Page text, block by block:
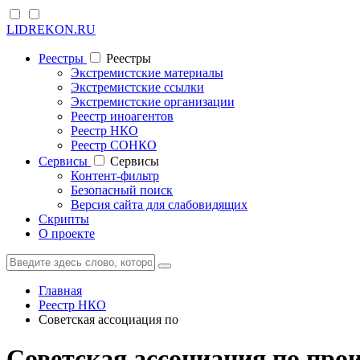
LIDREKON.RU
Реестры
Реестры
Экстремистские материалы
Экстремистские ссылки
Экстремистские организации
Реестр иноагентов
Реестр НКО
Реестр СОНКО
Cервисы
Cервисы
Контент-фильтр
Безопасный поиск
Версия сайта для слабовидящих
Скрипты
О проекте
Главная
Реестр НКО
Советская ассоциация по